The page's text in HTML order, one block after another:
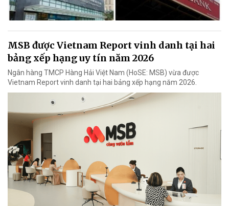
MSB được Vietnam Report vinh danh tại hai
bảng xếp hạng uy tín năm 2026
Ngân hàng TMCP Hàng Hải Việt Nam (HoSE: MSB) vừa được
Vietnam Report vinh danh tại hai bảng xếp hạng năm 2026.